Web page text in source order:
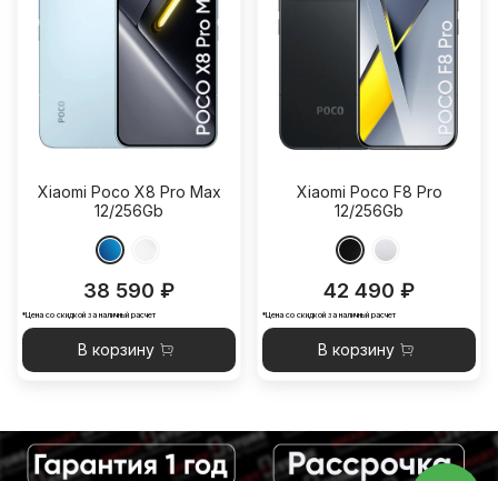
Xiaomi Poco X8 Pro Max
12/256Gb
38 590 ₽
*Цена со скидкой за наличный расчет
В корзину
Xiaomi Poco F8 Pro
12/256Gb
42 490 ₽
*Цена со скидкой за наличный расчет
В корзину